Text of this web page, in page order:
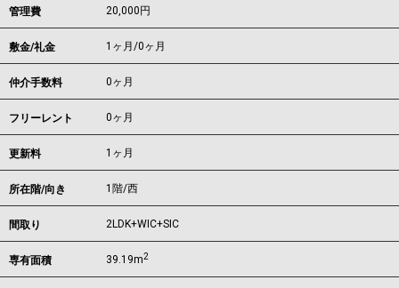
管理費 20,000円
敷金/礼金 1ヶ月/0ヶ月
仲介手数料 0ヶ月
フリーレント 0ヶ月
更新料 1ヶ月
所在階/向き 1階/西
間取り 2LDK+WIC+SIC
専有面積 39.19m2